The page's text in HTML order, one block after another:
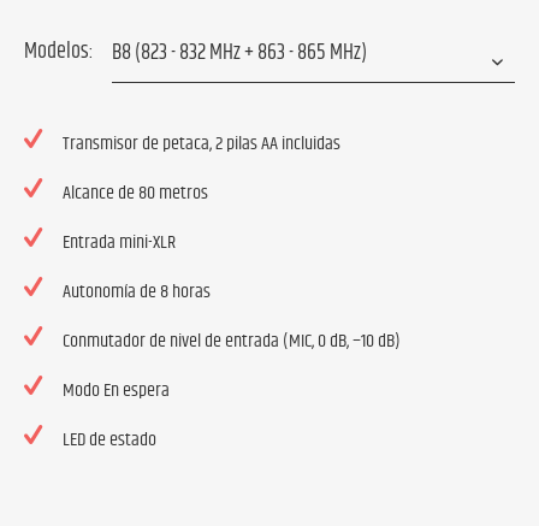
Modelos:
Transmisor de petaca, 2 pilas AA incluidas
Alcance de 80 metros
Entrada mini-XLR
Autonomía de 8 horas
Conmutador de nivel de entrada (MIC, 0 dB, −10 dB)
Modo En espera
LED de estado